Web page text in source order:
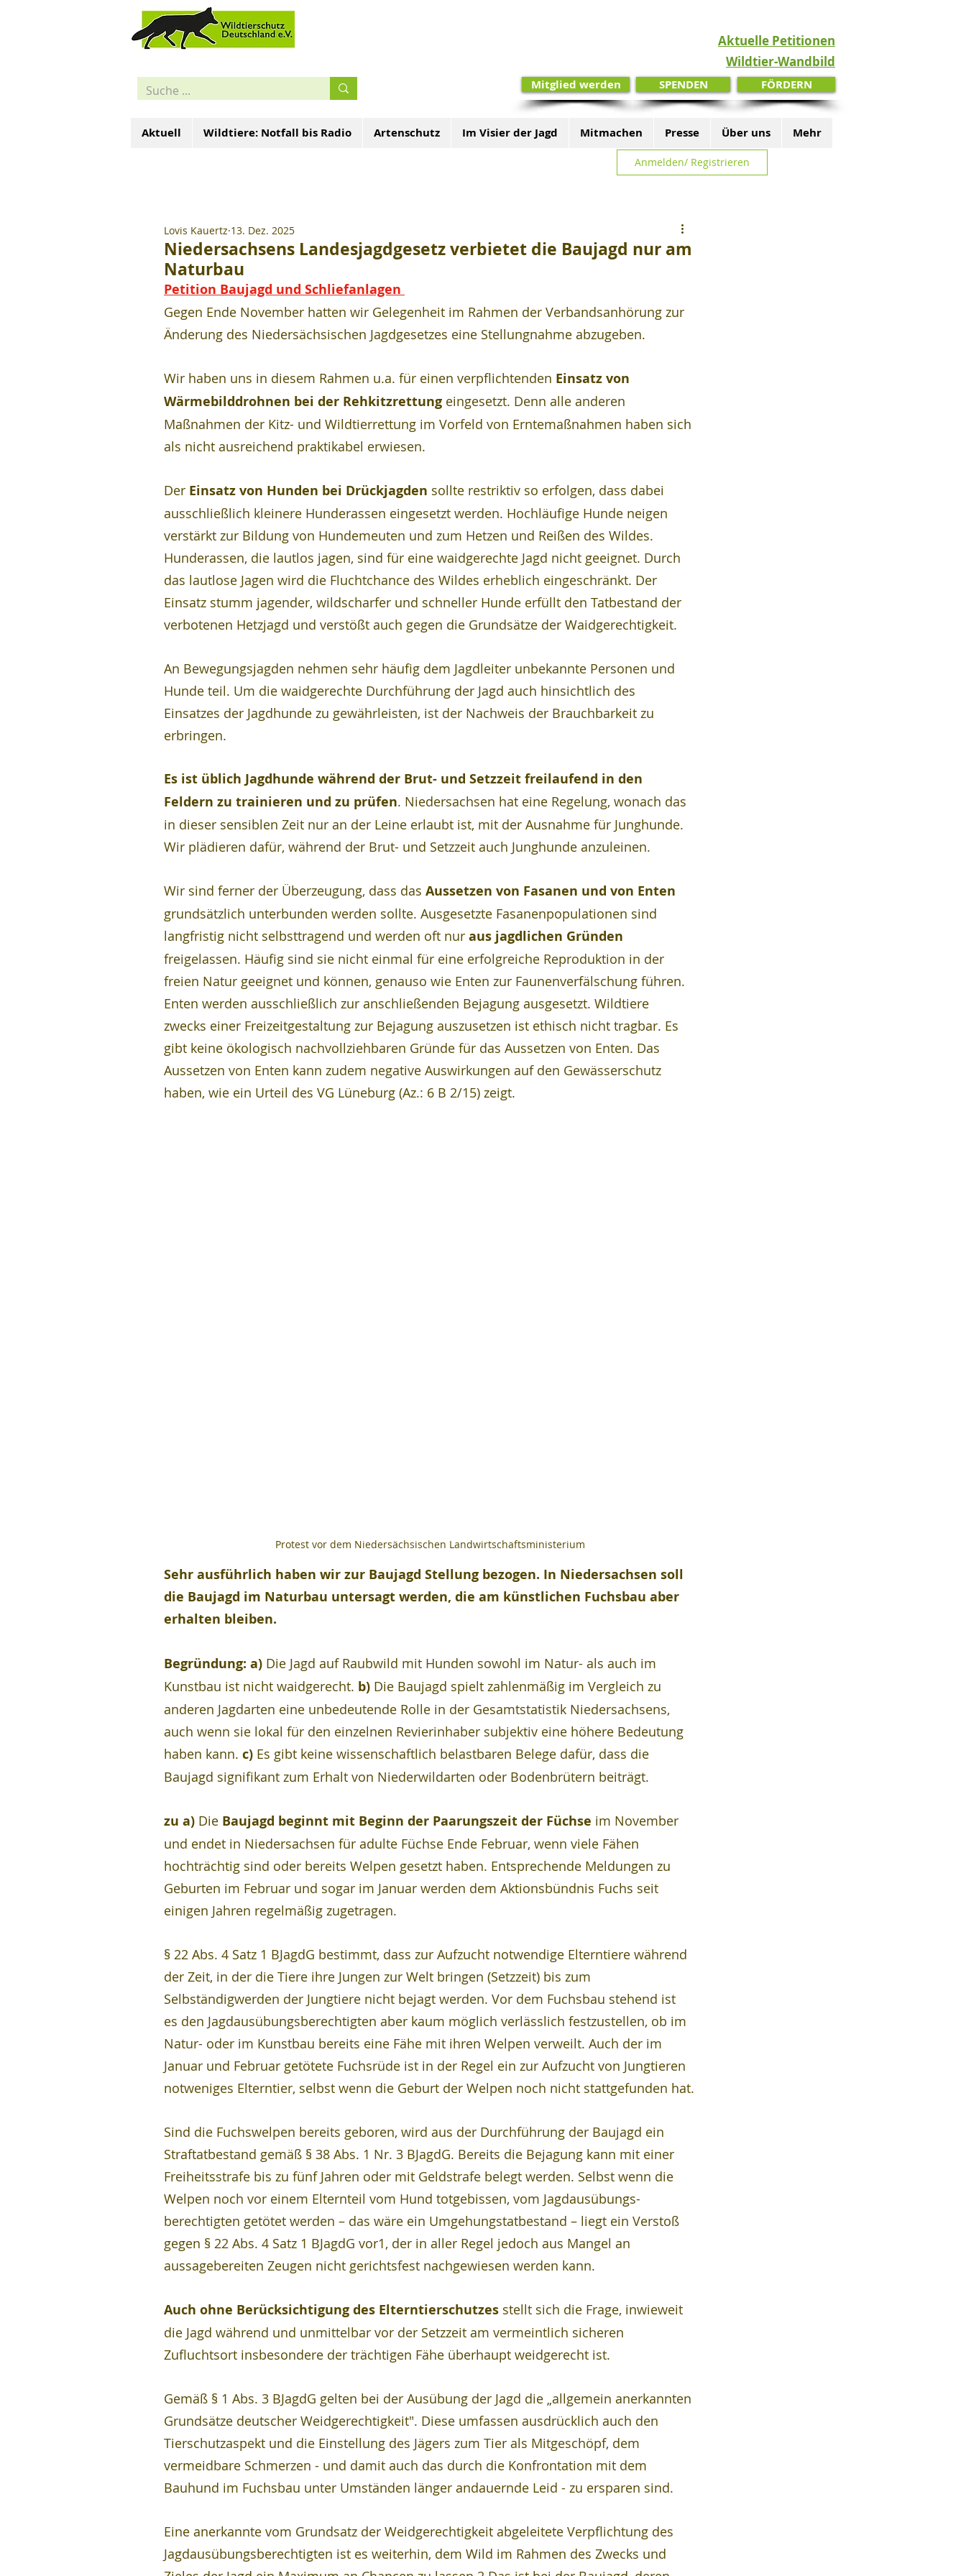
Aktuelle Petitionen
Wildtier-Wandbild
Mitglied werden SPENDEN FÖRDERN
Aktuell Wildtiere: Notfall bis Radio Artenschutz Im Visier der Jagd Mitmachen Presse Über uns Mehr
Anmelden/ Registrieren
Niedersachsens Landesjagdgesetz verbietet die Baujagd nur am
Naturbau
Lovis Kauertz 13. Dez. 2025
Petition Baujagd und Schliefanlagen
Gegen Ende November hatten wir Gelegenheit im Rahmen der Verbandsanhörung zur
Änderung des Niedersächsischen Jagdgesetzes eine Stellungnahme abzugeben.
Wir haben uns in diesem Rahmen u.a. für einen verpflichtenden Einsatz von
Wärmebilddrohnen bei der Rehkitzrettung eingesetzt. Denn alle anderen
Maßnahmen der Kitz- und Wildtierrettung im Vorfeld von Erntemaßnahmen haben sich
als nicht ausreichend praktikabel erwiesen.
Der Einsatz von Hunden bei Drückjagden sollte restriktiv so erfolgen, dass dabei
ausschließlich kleinere Hunderassen eingesetzt werden. Hochläufige Hunde neigen
verstärkt zur Bildung von Hundemeuten und zum Hetzen und Reißen des Wildes.
Hunderassen, die lautlos jagen, sind für eine waidgerechte Jagd nicht geeignet. Durch
das lautlose Jagen wird die Fluchtchance des Wildes erheblich eingeschränkt. Der
Einsatz stumm jagender, wildscharfer und schneller Hunde erfüllt den Tatbestand der
verbotenen Hetzjagd und verstößt auch gegen die Grundsätze der Waidgerechtigkeit.
An Bewegungsjagden nehmen sehr häufig dem Jagdleiter unbekannte Personen und
Hunde teil. Um die waidgerechte Durchführung der Jagd auch hinsichtlich des
Einsatzes der Jagdhunde zu gewährleisten, ist der Nachweis der Brauchbarkeit zu
erbringen.
Es ist üblich Jagdhunde während der Brut- und Setzzeit freilaufend in den
Feldern zu trainieren und zu prüfen. Niedersachsen hat eine Regelung, wonach das
in dieser sensiblen Zeit nur an der Leine erlaubt ist, mit der Ausnahme für Junghunde.
Wir plädieren dafür, während der Brut- und Setzzeit auch Junghunde anzuleinen.
Wir sind ferner der Überzeugung, dass das Aussetzen von Fasanen und von Enten
grundsätzlich unterbunden werden sollte. Ausgesetzte Fasanenpopulationen sind
langfristig nicht selbsttragend und werden oft nur aus jagdlichen Gründen
freigelassen. Häufig sind sie nicht einmal für eine erfolgreiche Reproduktion in der
freien Natur geeignet und können, genauso wie Enten zur Faunenverfälschung führen.
Enten werden ausschließlich zur anschließenden Bejagung ausgesetzt. Wildtiere
zwecks einer Freizeitgestaltung zur Bejagung auszusetzen ist ethisch nicht tragbar. Es
gibt keine ökologisch nachvollziehbaren Gründe für das Aussetzen von Enten. Das
Aussetzen von Enten kann zudem negative Auswirkungen auf den Gewässerschutz
haben, wie ein Urteil des VG Lüneburg (Az.: 6 B 2/15) zeigt.
Protest vor dem Niedersächsischen Landwirtschaftsministerium
Sehr ausführlich haben wir zur Baujagd Stellung bezogen. In Niedersachsen soll
die Baujagd im Naturbau untersagt werden, die am künstlichen Fuchsbau aber
erhalten bleiben.
Begründung: a) Die Jagd auf Raubwild mit Hunden sowohl im Natur- als auch im
Kunstbau ist nicht waidgerecht. b) Die Baujagd spielt zahlenmäßig im Vergleich zu
anderen Jagdarten eine unbedeutende Rolle in der Gesamtstatistik Niedersachsens,
auch wenn sie lokal für den einzelnen Revierinhaber subjektiv eine höhere Bedeutung
haben kann. c) Es gibt keine wissenschaftlich belastbaren Belege dafür, dass die
Baujagd signifikant zum Erhalt von Niederwildarten oder Bodenbrütern beiträgt.
zu a) Die Baujagd beginnt mit Beginn der Paarungszeit der Füchse im November
und endet in Niedersachsen für adulte Füchse Ende Februar, wenn viele Fähen
hochträchtig sind oder bereits Welpen gesetzt haben. Entsprechende Meldungen zu
Geburten im Februar und sogar im Januar werden dem Aktionsbündnis Fuchs seit
einigen Jahren regelmäßig zugetragen.
§ 22 Abs. 4 Satz 1 BJagdG bestimmt, dass zur Aufzucht notwendige Elterntiere während
der Zeit, in der die Tiere ihre Jungen zur Welt bringen (Setzzeit) bis zum
Selbständigwerden der Jungtiere nicht bejagt werden. Vor dem Fuchsbau stehend ist
es den Jagdausübungsberechtigten aber kaum möglich verlässlich festzustellen, ob im
Natur- oder im Kunstbau bereits eine Fähe mit ihren Welpen verweilt. Auch der im
Januar und Februar getötete Fuchsrüde ist in der Regel ein zur Aufzucht von Jungtieren
notweniges Elterntier, selbst wenn die Geburt der Welpen noch nicht stattgefunden hat.
Sind die Fuchswelpen bereits geboren, wird aus der Durchführung der Baujagd ein
Straftatbestand gemäß § 38 Abs. 1 Nr. 3 BJagdG. Bereits die Bejagung kann mit einer
Freiheitsstrafe bis zu fünf Jahren oder mit Geldstrafe belegt werden. Selbst wenn die
Welpen noch vor einem Elternteil vom Hund totgebissen, vom Jagdausübungs-
berechtigten getötet werden – das wäre ein Umgehungstatbestand – liegt ein Verstoß
gegen § 22 Abs. 4 Satz 1 BJagdG vor1, der in aller Regel jedoch aus Mangel an
aussagebereiten Zeugen nicht gerichtsfest nachgewiesen werden kann.
Auch ohne Berücksichtigung des Elterntierschutzes stellt sich die Frage, inwieweit
die Jagd während und unmittelbar vor der Setzzeit am vermeintlich sicheren
Zufluchtsort insbesondere der trächtigen Fähe überhaupt weidgerecht ist.
Gemäß § 1 Abs. 3 BJagdG gelten bei der Ausübung der Jagd die „allgemein anerkannten
Grundsätze deutscher Weidgerechtigkeit". Diese umfassen ausdrücklich auch den
Tierschutzaspekt und die Einstellung des Jägers zum Tier als Mitgeschöpf, dem
vermeidbare Schmerzen - und damit auch das durch die Konfrontation mit dem
Bauhund im Fuchsbau unter Umständen länger andauernde Leid - zu ersparen sind.
Eine anerkannte vom Grundsatz der Weidgerechtigkeit abgeleitete Verpflichtung des
Jagdausübungsberechtigten ist es weiterhin, dem Wild im Rahmen des Zwecks und